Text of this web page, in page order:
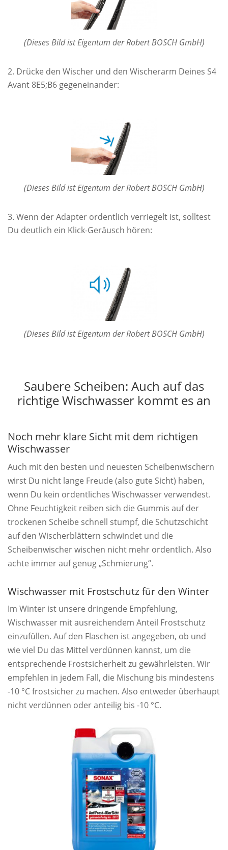
(Dieses Bild ist Eigentum der Robert BOSCH GmbH)
Drücke den Wischer und den Wischerarm Deines S4
Avant 8E5;B6 gegeneinander:
(Dieses Bild ist Eigentum der Robert BOSCH GmbH)
Wenn der Adapter ordentlich verriegelt ist, solltest
Du deutlich ein Klick-Geräusch hören:
(Dieses Bild ist Eigentum der Robert BOSCH GmbH)
Saubere Scheiben: Auch auf das
richtige Wischwasser kommt es an
Noch mehr klare Sicht mit dem richtigen
Wischwasser
Auch mit den besten und neuesten Scheibenwischern
wirst Du nicht lange Freude (also gute Sicht) haben,
wenn Du kein ordentliches Wischwasser verwendest.
Ohne Feuchtigkeit reiben sich die Gummis auf der
trockenen Scheibe schnell stumpf, die Schutzschicht
auf den Wischerblättern schwindet und die
Scheibenwischer wischen nicht mehr ordentlich. Also
achte immer auf genug „Schmierung“.
Wischwasser mit Frostschutz für den Winter
Im Winter ist unsere dringende Empfehlung,
Wischwasser mit ausreichendem Anteil Frostschutz
einzufüllen. Auf den Flaschen ist angegeben, ob und
wie viel Du das Mittel verdünnen kannst, um die
entsprechende Frostsicherheit zu gewährleisten. Wir
empfehlen in jedem Fall, die Mischung bis mindestens
-10 °C frostsicher zu machen. Also entweder überhaupt
nicht verdünnen oder anteilig bis -10 °C.